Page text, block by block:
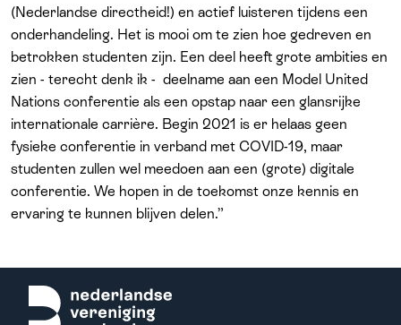
(Nederlandse directheid!) en actief luisteren tijdens een
onderhandeling. Het is mooi om te zien hoe gedreven en
betrokken studenten zijn. Een deel heeft grote ambities en
zien - terecht denk ik - deelname aan een Model United
Nations conferentie als een opstap naar een glansrijke
internationale carrière. Begin 2021 is er helaas geen
fysieke conferentie in verband met COVID-19, maar
studenten zullen wel meedoen aan een (grote) digitale
conferentie. We hopen in de toekomst onze kennis en
ervaring te kunnen blijven delen.”